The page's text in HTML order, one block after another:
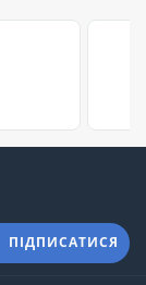
ПІДПИСАТИСЯ